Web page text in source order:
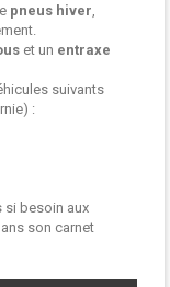
pneus hiver,
et un entraxe
suivants
:
si besoin aux
son carnet